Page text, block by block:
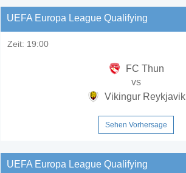
UEFA Europa League Qualifying
Zeit: 19:00
FC Thun
vs
Vikingur Reykjavik
Sehen Vorhersage
UEFA Europa League Qualifying